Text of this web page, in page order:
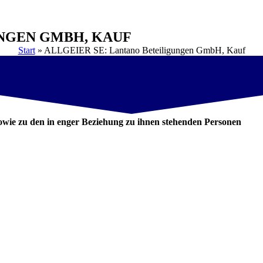
GMBH, KAUF
Start» ALLGEIER SE: Lantano Beteiligungen GmbH, Kauf
zu den in enger Beziehung zu ihnen stehenden Personen